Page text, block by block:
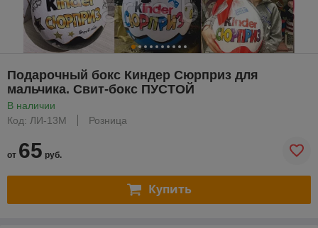
Подарочный бокс Киндер Сюрприз для
мальчика. Свит-бокс ПУСТОЙ
В наличии
Код: ЛИ-13М
Розница
от 65 руб.
Купить